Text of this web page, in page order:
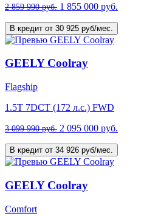
2 859 990 руб. 1 855 000 руб.
В кредит от 30 925 руб/мес.
GEELY Coolray
Flagship
1.5T 7DCT (172 л.с.) FWD
3 099 990 руб. 2 095 000 руб.
В кредит от 34 926 руб/мес.
GEELY Coolray
Comfort